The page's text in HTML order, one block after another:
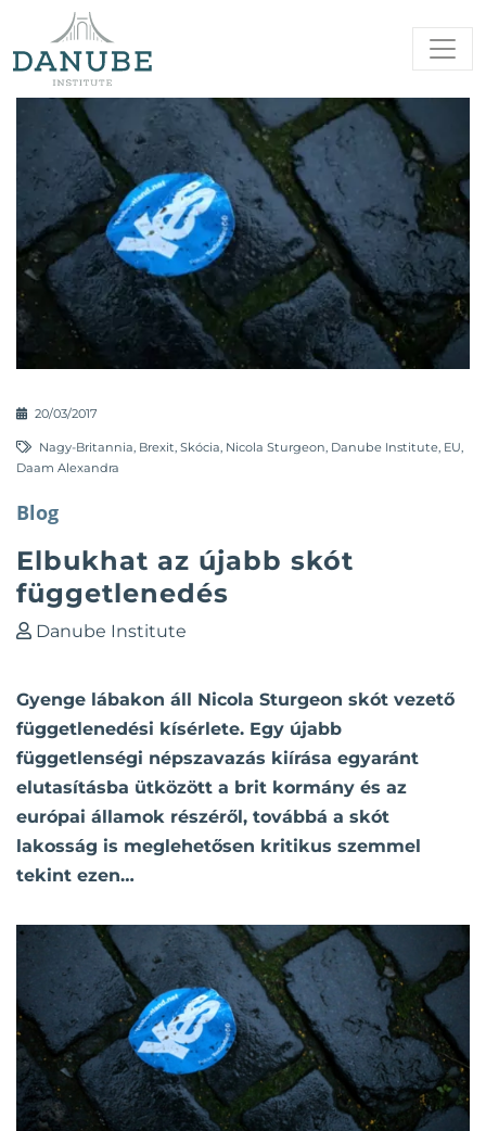
20/03/2017
Nagy-Britannia, Brexit, Skócia, Nicola Sturgeon, Danube Institute, EU,
Daam Alexandra
Blog
Elbukhat az újabb skót
függetlenedés
Danube Institute
Gyenge lábakon áll Nicola Sturgeon skót vezető
függetlenedési kísérlete. Egy újabb
függetlenségi népszavazás kiírása egyaránt
elutasításba ütközött a brit kormány és az
európai államok részéről, továbbá a skót
lakosság is meglehetősen kritikus szemmel
tekint ezen…